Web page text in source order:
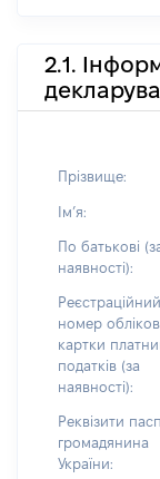
2.1.
Прізвище:
Імʼя:
По батькові
наявності):
Реєстраційний
номер
картки
податків (за
наявності):
Реквізити
громадянина
України: